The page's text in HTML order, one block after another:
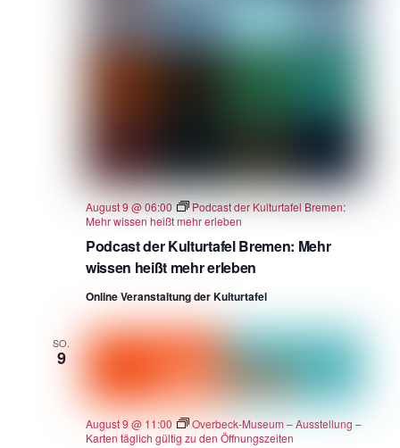
Podcast der Kulturtafel Bremen: Mehr
wissen heißt mehr erleben
August 9 @ 06:00
Podcast der Kulturtafel Bremen:
Mehr wissen heißt mehr erleben
Online Veranstaltung der Kulturtafel
SO.
9
August 9 @ 11:00
Overbeck-Museum – Ausstellung –
Karten täglich gültig zu den Öffnungszeiten